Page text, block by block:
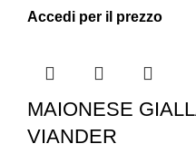
Accedi per il prezzo
MAIONESE
VIANDER